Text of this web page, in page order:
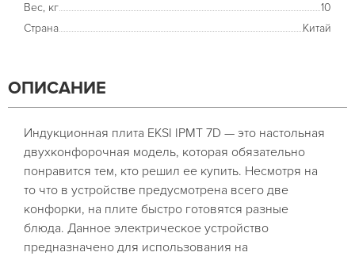
Вес, кг
10
Страна
Китай
ОПИСАНИЕ
Индукционная плита EKSI IPMT 7D — это настольная
двухконфорочная модель, которая обязательно
понравится тем, кто решил ее купить. Несмотря на
то что в устройстве предусмотрена всего две
конфорки, на плите быстро готовятся разные
блюда. Данное электрическое устройство
предназначено для использования на